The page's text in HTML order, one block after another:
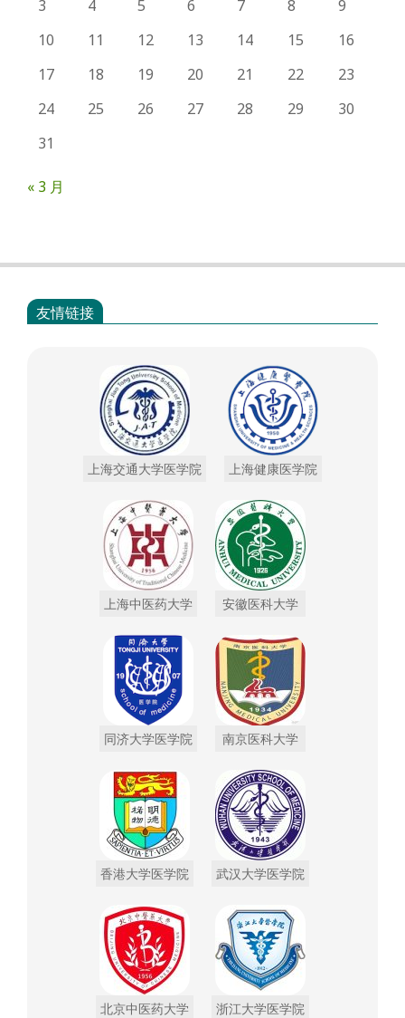
3 4 5 6 7 8
9
10
11 12 13 14 15
16
17
18 19 20 21 22
23
24
25 26 27 28 29
30
31
« 3 月
友情链接
上海交通大学医学院 上海健康医学院
上海中医药大学 安徽医科大学
同济大学医学院 南京医科大学
香港大学医学院 武汉大学医学院
北京中医药大学 浙江大学医学院